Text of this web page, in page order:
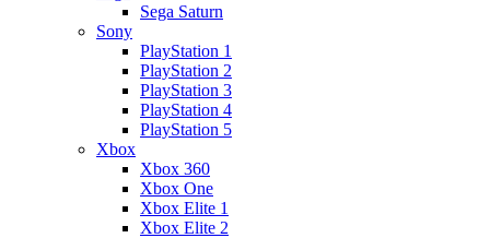
Sega Saturn
Sony
PlayStation 1
PlayStation 2
PlayStation 3
PlayStation 4
PlayStation 5
Xbox
Xbox 360
Xbox One
Xbox Elite 1
Xbox Elite 2